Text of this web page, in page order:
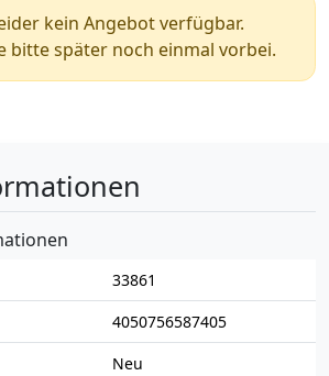
kein Angebot verfügbar.
bitte später noch einmal vorbei.
33861
4050756587405
Neu